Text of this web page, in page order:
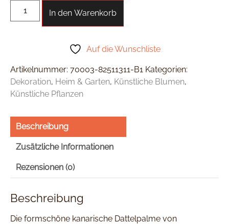
In den Warenkorb
Auf die Wunschliste
Artikelnummer: 70003-82511311-B1 Kategorien:
Dekoration, Heim & Garten, Künstliche Blumen,
Künstliche Pflanzen
Beschreibung
Zusätzliche Informationen
Rezensionen (0)
Beschreibung
Die formschöne kanarische Dattelpalme von